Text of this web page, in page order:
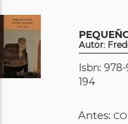
Autor:
Isbn:
194
Antes: